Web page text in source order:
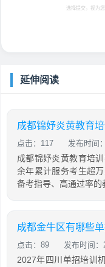
选择提交，视为
延伸阅读
点击：117 发布时间
成都锦妤炎黄教育培
余年累计服务考生超
备考指导、高通过率的
点击：89 发布时间：
2027年四川单招培训